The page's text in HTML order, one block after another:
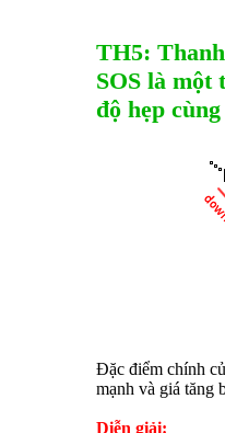
TH5:
SOS là một
độ hẹp
Đặc điểm chính
mạnh và giá tăng
Diễn giải: